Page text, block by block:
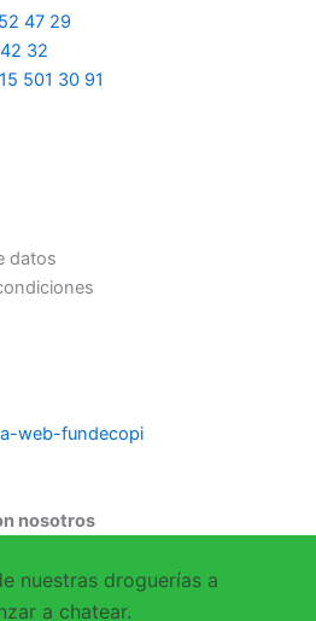
47 29
32
501 30 91
datos
nosotros
nuestras droguerías a
a chatear.